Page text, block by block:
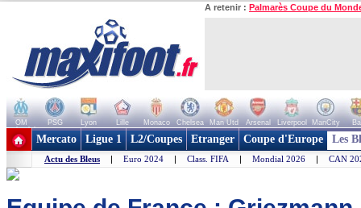
A retenir : Palmarès Coupe du
OM PSG Lyon Lille Monaco Chelsea Man Utd Arsenal Liverpool ManCity
+ de clubs
Mercato Ligue 1 L2/Coupes Etranger Coupe d'Europe Les
Actu des Bleus | Euro 2024 | Class. FIFA | Mondial 2026 | CAN